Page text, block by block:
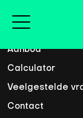
Home
Aanbod
Calculator
Veelgestelde
Contact